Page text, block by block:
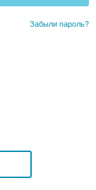
Забыли пароль?